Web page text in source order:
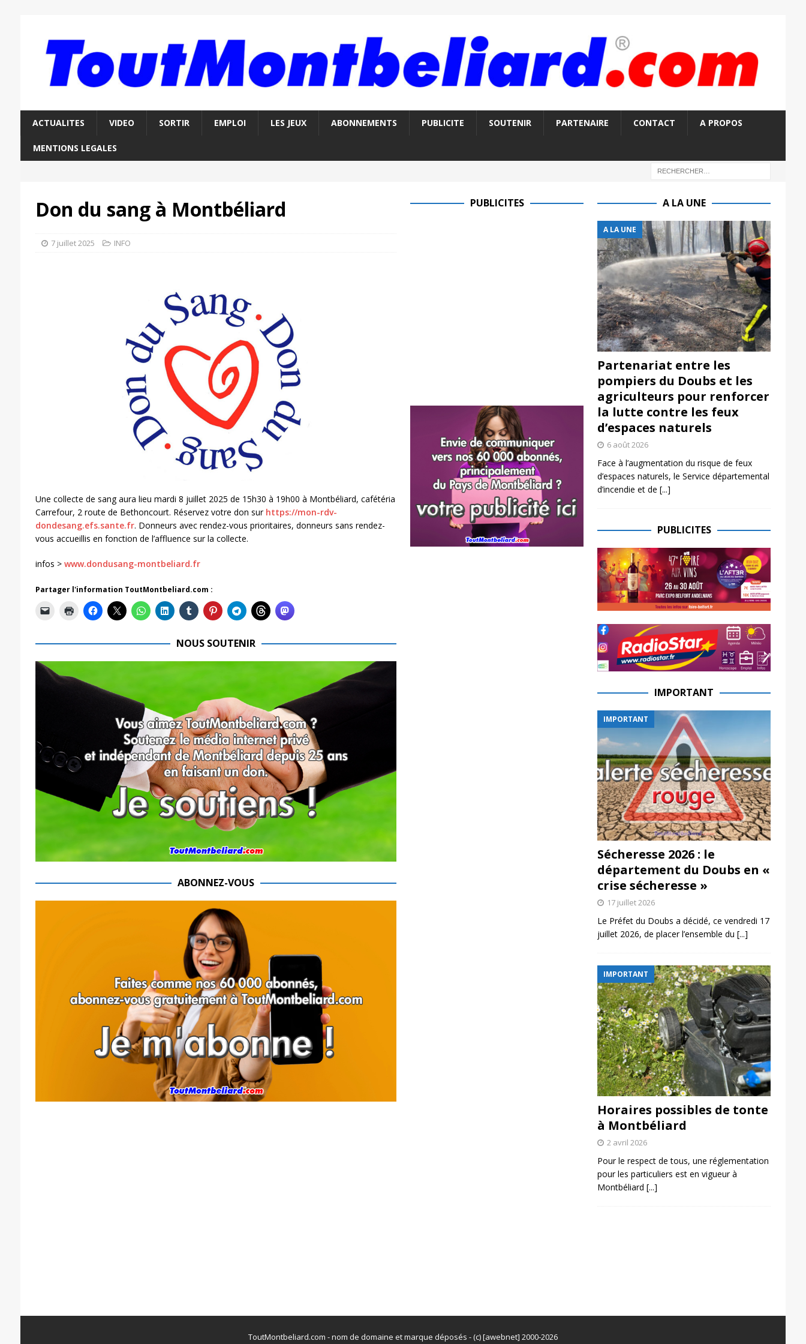
ACTUALITES VIDEO SORTIR EMPLOI LES JEUX ABONNEMENTS PUBLICITE SOUTENIR PARTENAIRE CONTACT A PROPOS
MENTIONS LEGALES
Don du sang à Montbéliard
7 juillet 2025 INFO
Une collecte de sang aura lieu mardi 8 juillet 2025 de 15h30 à 19h00 à Montbéliard, cafétéria
Carrefour, 2 route de Bethoncourt. Réservez votre don sur https://mon-rdv-
dondesang.efs.sante.fr. Donneurs avec rendez-vous prioritaires, donneurs sans rendez-
vous accueillis en fonction de l’affluence sur la collecte.
infos > www.dondusang-montbeliard.fr
Partager l'information ToutMontbeliard.com :
NOUS SOUTENIR
ABONNEZ-VOUS
PUBLICITES A LA UNE
A LA UNE
Partenariat entre les
pompiers du Doubs et les
agriculteurs pour renforcer
la lutte contre les feux
d’espaces naturels
6 août 2026
Face à l’augmentation du risque de feux
d’espaces naturels, le Service départemental
d’incendie et de [...]
PUBLICITES
IMPORTANT
IMPORTANT
Sécheresse 2026 : le
département du Doubs en «
crise sécheresse »
17 juillet 2026
Le Préfet du Doubs a décidé, ce vendredi 17
juillet 2026, de placer l’ensemble du [...]
IMPORTANT
Horaires possibles de tonte
à Montbéliard
2 avril 2026
Pour le respect de tous, une réglementation
pour les particuliers est en vigueur à
Montbéliard [...]
ToutMontbeliard.com - nom de domaine et marque déposés - (c) [awebnet] 2000-2026